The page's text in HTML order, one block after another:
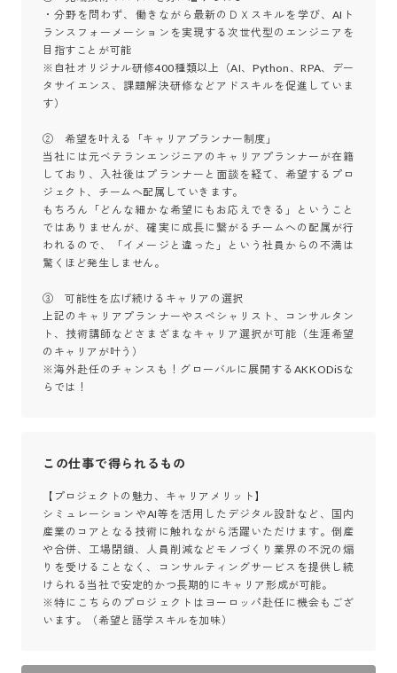
・分野を問わず、働きながら最新のＤＸスキルを学び、AIト
ランスフォーメーションを実現する次世代型のエンジニアを
目指すことが可能
※自社オリジナル研修400種類以上（AI、Python、RPA、デー
タサイエンス、課題解決研修などアドスキルを促進していま
す）
②　希望を叶える「キャリアプランナー制度」
当社には元ベテランエンジニアのキャリアプランナーが在籍
しており、入社後はプランナーと面談を経て、希望するプロ
ジェクト、チームへ配属していきます。
もちろん「どんな細かな希望にもお応えできる」ということ
ではありませんが、確実に成長に繋がるチームへの配属が行
われるので、「イメージと違った」という社員からの不満は
驚くほど発生しません。
③　可能性を広げ続けるキャリアの選択
上記のキャリアプランナーやスペシャリスト、コンサルタン
ト、技術講師などさまざまなキャリア選択が可能（生涯希望
のキャリアが叶う）
※海外赴任のチャンスも！グローバルに展開するAKKODiSな
らでは！
この仕事で得られるもの
【プロジェクトの魅力、キャリアメリット】
シミュレーションやAI等を活用したデジタル設計など、国内
産業のコアとなる技術に触れながら活躍いただけます。倒産
や合併、工場閉鎖、人員削減などモノづくり業界の不況の煽
りを受けることなく、コンサルティングサービスを提供し続
けられる当社で安定的かつ長期的にキャリア形成が可能。
※特にこちらのプロジェクトはヨーロッパ赴任に機会もござ
います。（希望と語学スキルを加味）